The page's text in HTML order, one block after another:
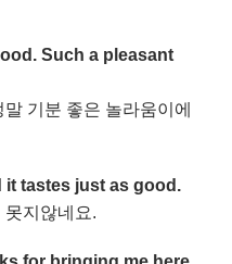
Such a pleasant
기분 좋은 놀라움이에
it tastes just as good.
못지않네요.